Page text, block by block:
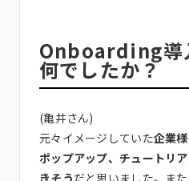
Onboarding導
何でしたか？
(亀井さん)
元々イメージしていた企業
ポップアップ、チュートリ